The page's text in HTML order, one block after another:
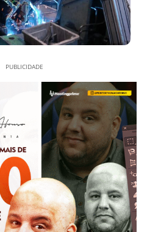
PUBLICIDADE